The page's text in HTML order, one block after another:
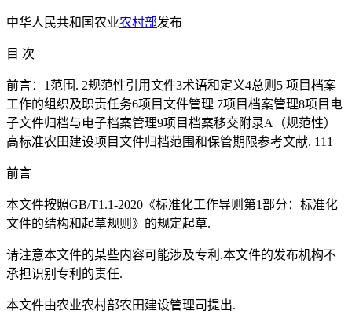
中华人民共和国农业农村部发布
目 次
前言：1范围. 2规范性引用文件3术语和定义4总则5 项目档案
工作的组织及职责任务6项目文件管理 7项目档案管理8项目电
子文件归档与电子档案管理9项目档案移交附录A（规范性）
高标准农田建设项目文件归档范围和保管期限参考文献. 111
前言
本文件按照GB/T1.1-2020《标准化工作导则第1部分：标准化
文件的结构和起草规则》的规定起草.
请注意本文件的某些内容可能涉及专利.本文件的发布机构不
承担识别专利的责任.
本文件由农业农村部农田建设管理司提出.